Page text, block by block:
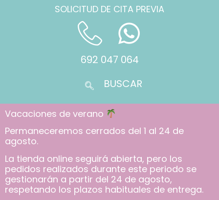
SOLICITUD DE CITA PREVIA
692 047 064
Vacaciones de verano
Permaneceremos cerrados del 1 al 24 de
agosto.
La tienda online seguirá abierta, pero los
pedidos realizados durante este periodo se
gestionarán a partir del 24 de agosto,
respetando los plazos habituales de entrega.